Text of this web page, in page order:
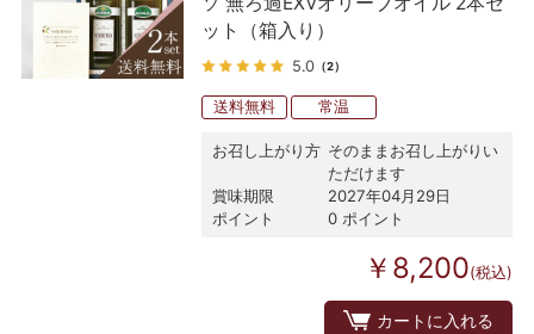
ット（箱入り）
5.0 （2）
送料無料 常温
お召し上がり方 そのままお召し上がりい
ただけます
賞味期限
2027年04月29日
ポイント
0 ポイント
￥8,200(税込)
カートに入れる